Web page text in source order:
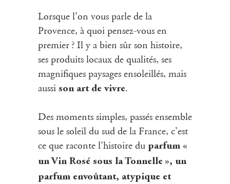
Lorsque l’on vous parle de la
Provence, à quoi pensez-vous en
premier ? Il y a bien sûr son histoire,
ses produits locaux de qualités, ses
magnifiques paysages ensoleillés, mais
aussi son art de vivre.
Des moments simples, passés ensemble
sous le soleil du sud de la France, c’est
ce que raconte l’histoire du parfum «
un Vin Rosé sous la Tonnelle », un
parfum envoûtant, atypique et